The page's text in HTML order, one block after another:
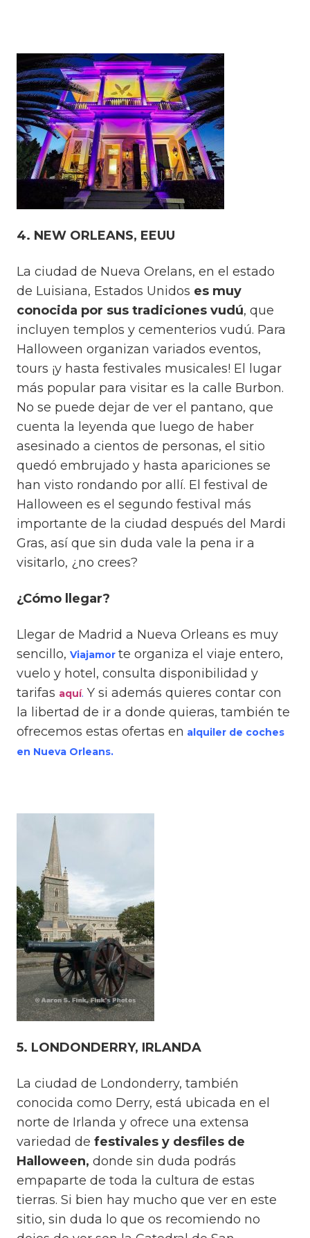
4. NEW ORLEANS, EEUU
La ciudad de Nueva Orelans, en el estado
de Luisiana, Estados Unidos es muy
conocida por sus tradiciones vudú, que
incluyen templos y cementerios vudú. Para
Halloween organizan variados eventos,
tours ¡y hasta festivales musicales! El lugar
más popular para visitar es la calle Burbon.
No se puede dejar de ver el pantano, que
cuenta la leyenda que luego de haber
asesinado a cientos de personas, el sitio
quedó embrujado y hasta apariciones se
han visto rondando por allí. El festival de
Halloween es el segundo festival más
importante de la ciudad después del Mardi
Gras, así que sin duda vale la pena ir a
visitarlo, ¿no crees?
¿Cómo llegar?
Llegar de Madrid a Nueva Orleans es muy
sencillo, Viajamor te organiza el viaje entero,
vuelo y hotel, consulta disponibilidad y
tarifas aquí. Y si además quieres contar con
la libertad de ir a donde quieras, también te
ofrecemos estas ofertas en alquiler de coches
en Nueva Orleans.
5. LONDONDERRY, IRLANDA
La ciudad de Londonderry, también
conocida como Derry, está ubicada en el
norte de Irlanda y ofrece una extensa
variedad de festivales y desfiles de
Halloween, donde sin duda podrás
empaparte de toda la cultura de estas
tierras. Si bien hay mucho que ver en este
sitio, sin duda lo que os recomiendo no